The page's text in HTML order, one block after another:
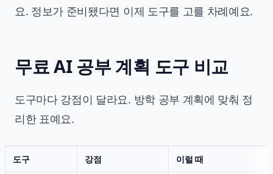
요. 정보가 준비됐다면 이제 도구를 고를 차례예요.
무료 AI 공부 계획 도구 비교
도구마다 강점이 달라요. 방학 공부 계획에 맞춰 정
리한 표예요.
도구 강점 이럴 때